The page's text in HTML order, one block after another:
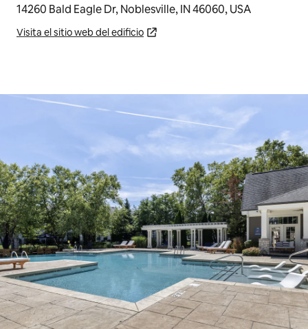
14260 Bald Eagle Dr, Noblesville, IN 46060, USA
Visita el sitio web del edificio